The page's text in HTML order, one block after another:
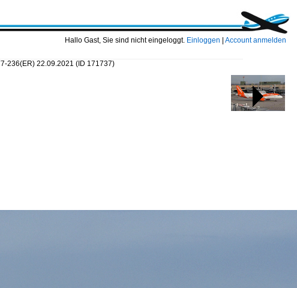
Hallo Gast, Sie sind nicht eingeloggt. Einloggen Account anmelden
236(ER) 22.09.2021 (ID 171737)